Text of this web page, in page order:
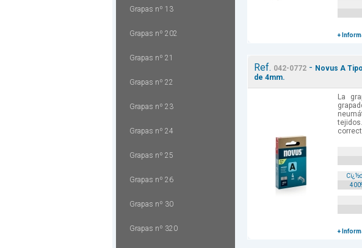
Grapas nº 13
Grapas nº 202
Grapas nº 21
Grapas nº 22
Grapas nº 23
Grapas nº 24
Grapas nº 25
Grapas nº 26
Grapas nº 30
Grapas nº 320
+
Ref. 042-0772- Novus A
de 4mm.
La
+